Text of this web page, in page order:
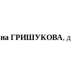
ГРИШУКОВА,